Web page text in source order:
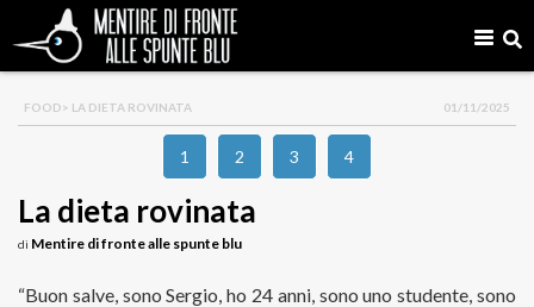
FOOD> LA DIETA ROVINATA 01/11/2025
1 2 3 4
La dieta rovinata
di Mentire di fronte alle spunte blu
“Buon salve, sono Sergio, ho 24 anni, sono uno studente, sono